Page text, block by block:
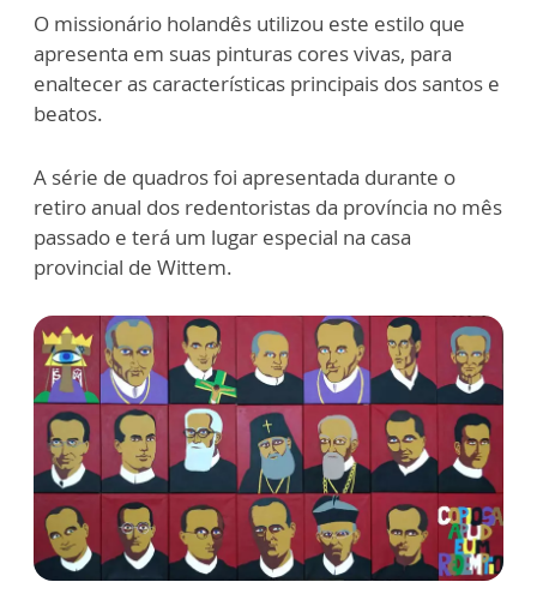
O missionário holandês utilizou este estilo que
apresenta em suas pinturas cores vivas, para
enaltecer as características principais dos santos e
beatos.
A série de quadros foi apresentada durante o
retiro anual dos redentoristas da província no mês
passado e terá um lugar especial na casa
provincial de Wittem.